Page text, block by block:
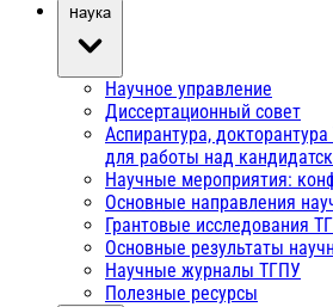
Наука
Научное управление
Диссертационный совет
Аспирантура,
для работы над
Научные мероприятия:
Основные направления
Грантовые исследования
Основные результаты
Научные журналы ТГПУ
Полезные ресурсы